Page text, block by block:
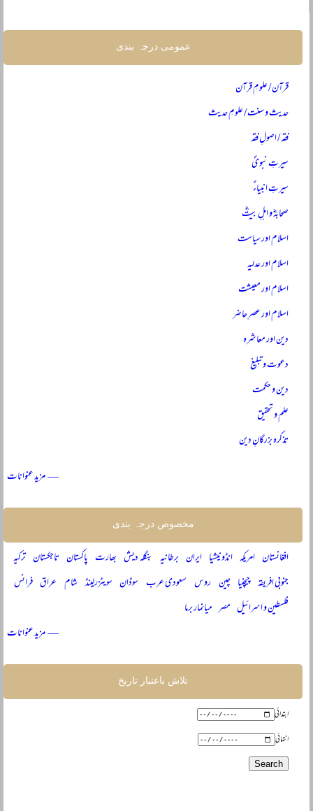
عمومی درجہ بندی
قرآن / علومِ قرآن
حدیث و سنت / علومِ حدیث
فقہ / اصولِ فقہ
سیرتِ نبویؐ
سیرتِ انبیاءؑ
صحابہؓ و اہلِ بیتؓ
اسلام اور سیاست
اسلام اور عدلیہ
اسلام اور معیشت
اسلام اور عصرِ حاضر
دین اور معاشرہ
دعوت و تبلیغ
دین و حکمت
علم و تحقیق
تذکرہ بزرگانِ دین
— مزید عنوانات
مخصوص درجہ بندی
افغانستان امریکہ انڈونیشیا ایران برطانیہ بنگلہ دیش بھارت پاکستان تاجکستان ترکیہ
جنوبی افریقہ چیچنیا چین روس سعودی عرب سوڈان سویٹزرلینڈ شام عراق فرانس
فلسطین و اسرائیل مصر میانمار برما
— مزید عنوانات
تلاش باعتبار تاریخ
ابتدائی
انتہائی